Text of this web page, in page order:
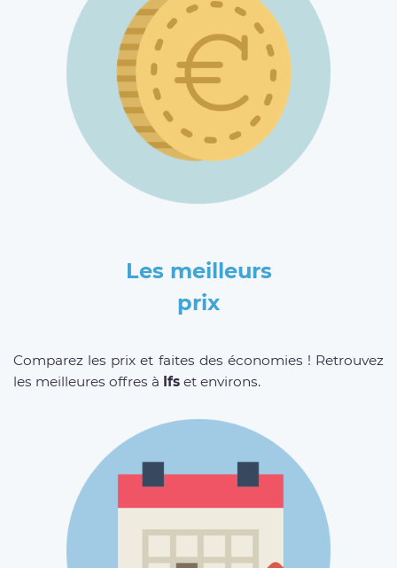
Les meilleurs
prix
Comparez les prix et faites des économies ! Retrouvez
les meilleures offres à Ifs et environs.